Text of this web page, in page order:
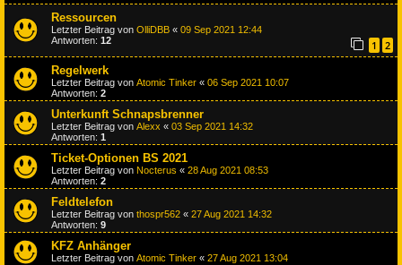
Ressourcen
Letzter Beitrag von OlliDBB « 09 Sep 2021 12:44
Antworten: 12 1
2
Regelwerk
Letzter Beitrag von Atomic Tinker « 06 Sep 2021 10:07
Antworten: 2
Unterkunft Schnapsbrenner
Letzter Beitrag von Alexx « 03 Sep 2021 14:32
Antworten: 1
Ticket-Optionen BS 2021
Letzter Beitrag von Nocterus « 28 Aug 2021 08:53
Antworten: 2
Feldtelefon
Letzter Beitrag von thospr562 « 27 Aug 2021 14:32
Antworten: 9
KFZ Anhänger
Letzter Beitrag von Atomic Tinker « 27 Aug 2021 13:04